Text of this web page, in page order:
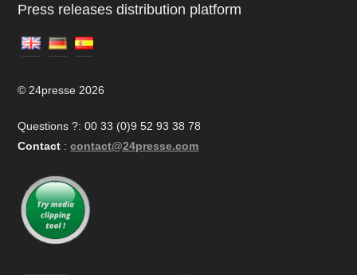
Press releases distribution platform
© 24presse 2026
Questions ?: 00 33 (0)9 52 93 38 78
Contact : contact@24presse.com